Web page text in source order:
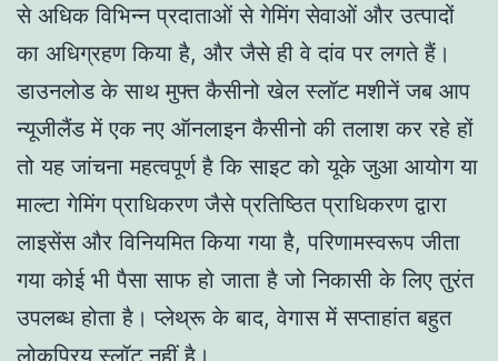
से अधिक विभिन्न प्रदाताओं से गेमिंग सेवाओं और उत्पादों
का अधिग्रहण किया है, और जैसे ही वे दांव पर लगते हैं।
डाउनलोड के साथ मुफ्त कैसीनो खेल स्लॉट मशीनें जब आप
न्यूजीलैंड में एक नए ऑनलाइन कैसीनो की तलाश कर रहे हों
तो यह जांचना महत्वपूर्ण है कि साइट को यूके जुआ आयोग या
माल्टा गेमिंग प्राधिकरण जैसे प्रतिष्ठित प्राधिकरण द्वारा
लाइसेंस और विनियमित किया गया है, परिणामस्वरूप जीता
गया कोई भी पैसा साफ हो जाता है जो निकासी के लिए तुरंत
उपलब्ध होता है। प्लेथ्रू के बाद, वेगास में सप्ताहांत बहुत
लोकप्रिय स्लॉट नहीं है।